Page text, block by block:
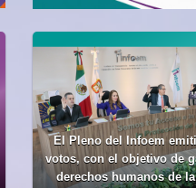
El Pleno del Infoem
votos, con el objetivo de
derechos humanos de